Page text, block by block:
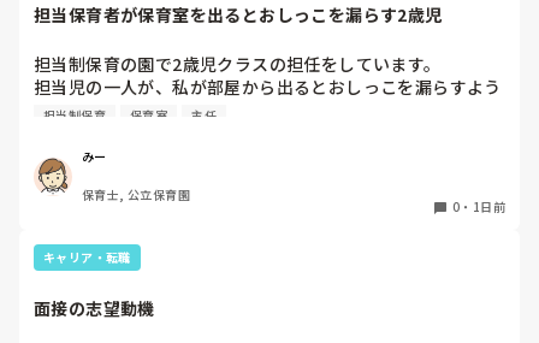
今は８月。
家でもやることはあります。
日常生活すら支障をきたすほどになりました。
椅子に座って作業をすれば？
と、園で言われました。
なので、子ども椅子程度の高さの踏み台に座って、試してみ
ただじっと座っていても、5分も座ればお尻に痛みがきま
す。
この高さの作業だと意外に、
担当保育者が保育室を出るとおしっこを漏らす2歳児
担当制保育の園で2歳児クラスの担任をしています。
担当児の一人が、私が部屋から出るとおしっこを漏らすよう
になりました。
4月から私への執着が強かったのですが、特に寝かしつけの
時に私がそばに行かないと繰り返し大きい声で呼んだり私が
寝かしつけしている子にちょっかいを出したり、何回もトイ
もしばしば…
パンツで寝れる子が増えてきて、寝かしつけの時にトイレに
うとするとその子も行きたがります。
担当制保育 保育室 主任
みー
保育士, 公立保育園
0 ・ 1日前
キャリア・転職
面接の志望動機